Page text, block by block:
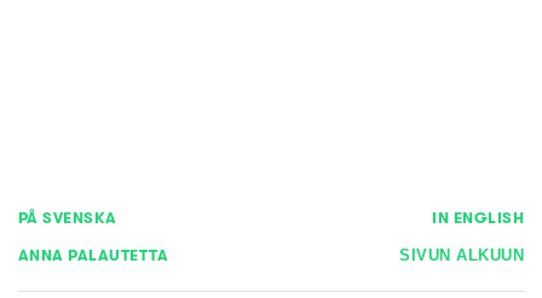
PÅ SVENSKA IN ENGLISH
ANNA PALAUTETTA SIVUN ALKUUN